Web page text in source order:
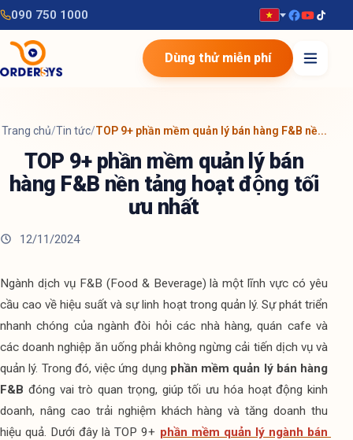
090 750 1000
Dùng thử miễn phí
Trang chủ/Tin tức/TOP 9+ phần mềm quản lý bán hàng F&B nề...
TOP 9+ phần mềm quản lý bán
hàng F&B nền tảng hoạt động tối
ưu nhất
12/11/2024
Ngành dịch vụ F&B (Food & Beverage) là một lĩnh vực có yêu
cầu cao về hiệu suất và sự linh hoạt trong quản lý. Sự phát triển
nhanh chóng của ngành đòi hỏi các nhà hàng, quán cafe và
các doanh nghiệp ăn uống phải không ngừng cải tiến dịch vụ và
quản lý. Trong đó, việc ứng dụng phần mềm quản lý bán hàng
F&B đóng vai trò quan trọng, giúp tối ưu hóa hoạt động kinh
doanh, nâng cao trải nghiệm khách hàng và tăng doanh thu
hiệu quả. Dưới đây là TOP 9+ phần mềm quản lý ngành bán